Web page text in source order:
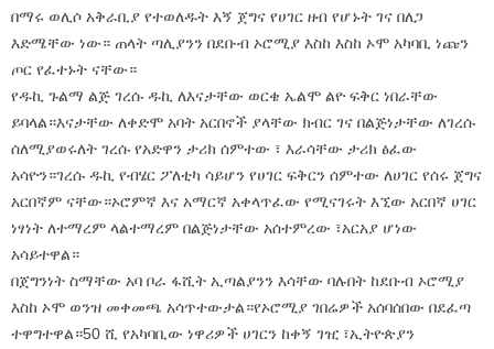
በማሩ ወሊሶ አቅራቢያ የተወለዱት እኝ ጀግና የሀገር ዘብ የሆኑት ገና በለጋ
እድሜቸው ነው። ጠላት ጣሊያንን በደቡብ ኦሮሚያ እስከ እስከ ኦሞ አካባቢ ነጩን
ጦር የፈተኑት ናቸው።
የዱኪ ጉልማ ልጅ ገረሱ ዱኪ ለእናታቸው ወርቄ ኤልሞ ልዮ ፍቅር ነበራቸው
ይባላል።እናታቸው ለቀድሞ አባት አርበኖች ያላቸው ክብር ገና በልጅነታቸው ለገረሱ
ሰለሚያወሩለት ገረሱ የአድዋን ታሪክ ሰምተው ፣ እራሳቸው ታሪክ ፅፈው
አሳዮን።ገረሱ ዱኪ የብሄር ፖለቲካ ሳይሆን የሀገር ፍቅርን ሰምተው ለሀገር የሰሩ ጀግና
አርበኛም ናቸው።ኦሮምኛ እና አማርኛ አቀላጥፈው የሚናገሩት እኚው አርበኛ ሀገር
ነፃነት ለተማረም ላልተማረም በልጅነታቸው አሰተምረው ፣አርአያ ሆነው
አሳይተዋል።
በጀግንነት ስማቸው አባ ቦራ ፋሺት ኢጣልያንን እሳቸው ባሉበት ከደቡብ ኦሮሚያ
እስከ ኦሞ ወንዝ መቀመጫ አሳጥተውታል።የኦሮሚያ ገበሬዎች አሰባሰበው በደፈጣ
ተዋግተዋል።50 ሺ የአካባቢው ነዋሪዎች ሀገርን ከቀኝ ገዢ ፣ኢትዮጵያን